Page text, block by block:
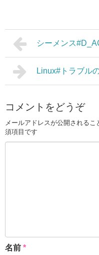
シーメンス
Linux#トラブル
コメントをどうぞ
メールアドレスが公開されるこ
須項目です
名前 *